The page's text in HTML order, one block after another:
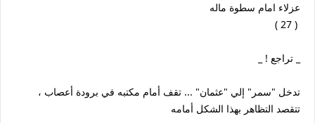
عزلاء امام سطوة ماله
( 27 )
_ تراجع ! _
تدخل "سمر" إلي "عثمان" ... تقف أمام مكتبه في برودة أعصاب ،
تتقصد التظاهر بهذا الشكل أمامه